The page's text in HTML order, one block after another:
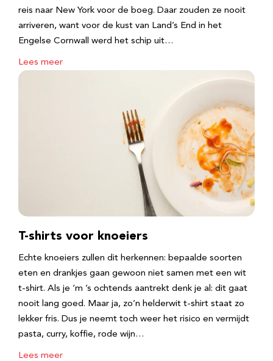
reis naar New York voor de boeg. Daar zouden ze nooit
arriveren, want voor de kust van Land’s End in het
Engelse Cornwall werd het schip uit…
Lees meer
T-shirts voor knoeiers
Echte knoeiers zullen dit herkennen: bepaalde soorten
eten en drankjes gaan gewoon niet samen met een wit
t-shirt. Als je ‘m ’s ochtends aantrekt denk je al: dit gaat
nooit lang goed. Maar ja, zo’n helderwit t-shirt staat zo
lekker fris. Dus je neemt toch weer het risico en vermijdt
pasta, curry, koffie, rode wijn…
Lees meer